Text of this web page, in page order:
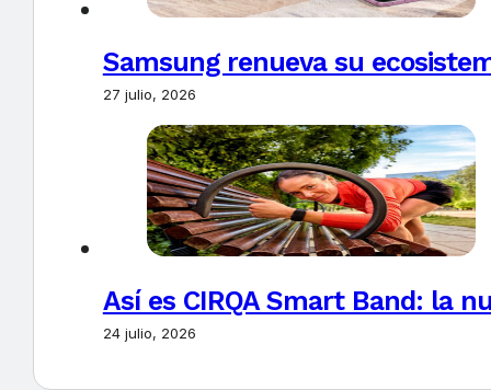
Samsung renueva su
27 julio, 2026
Así es CIRQA Smart Band: la
24 julio, 2026